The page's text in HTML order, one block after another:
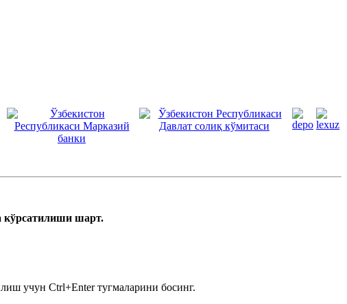
кўрсатилиши шарт.
учун Ctrl+Enter тугмаларини босинг.